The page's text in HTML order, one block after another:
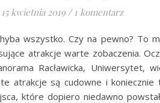
15 kwietnia 2019 / 1 komentarz
wszystko. Czy na pewno? To
atrakcje warte zobaczenia.
Racławicka, Uniwersytet,
atrakcje są cudowne i
które dopiero niedawno